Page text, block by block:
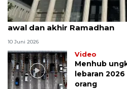
MK uji materi UU Peradilan
awal dan akhir Ramadhan
10 Juni 2026
Video
Menhub
lebaran
orang